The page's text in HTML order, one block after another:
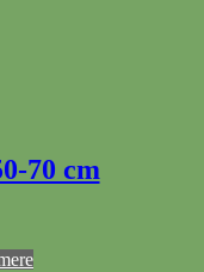
70 cm